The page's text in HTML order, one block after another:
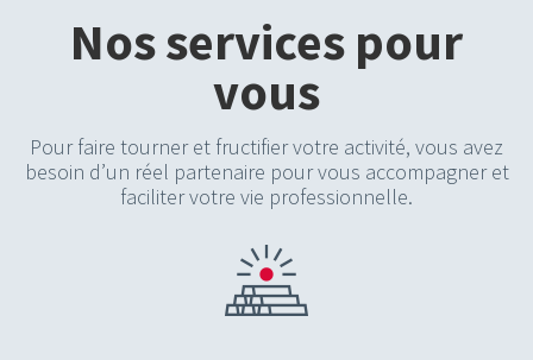
Nos services pour
vous
Pour faire tourner et fructifier votre activité, vous avez
besoin d’un réel partenaire pour vous accompagner et
faciliter votre vie professionnelle.